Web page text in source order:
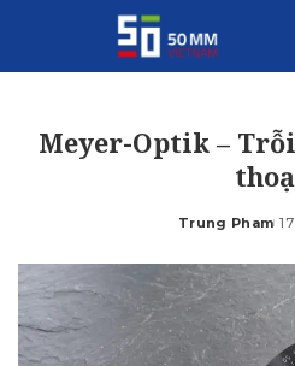
Meyer-Optik –
Posted
Trung Pham